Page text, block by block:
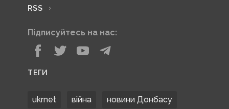
RSS
Підписуйтесь на нас:
ТЕГИ
ukrnet війна новини Донбасу